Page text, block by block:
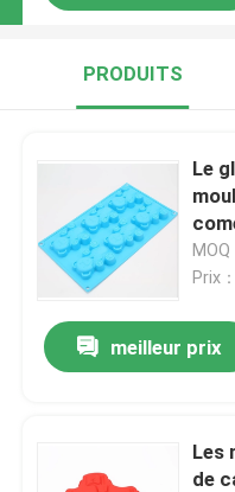
PRODUITS
Le
Prix
meilleur prix
Les
de